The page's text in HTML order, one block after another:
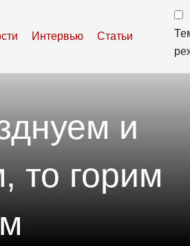
Интервью Статьи
и
то горим